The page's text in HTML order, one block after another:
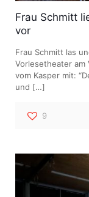
Frau Schmitt
vor
Frau Schmitt las
Vorlesetheater am
vom Kasper mit:
und […]
9